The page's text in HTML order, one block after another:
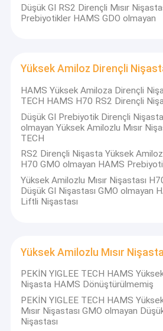
Düşük GI RS2 Dirençli Mısır
Prebiyotikler HAMS GDO olmayan
Yüksek Amiloz Dirençli
HAMS Yüksek Amiloza Dirençli
TECH HAMS H70 RS2 Dirençli
Düşük GI Prebiyotik Dirençli
olmayan Yüksek Amilozlu Mısır
TECH
RS2 Dirençli Nişasta Yüksek
H70 GMO olmayan HAMS
Yüksek Amilozlu Mısır Nişastası
Düşük GI Nişastası GMO olmayan
Liftli Nişastası
Yüksek Amilozlu Mısır
PEKİN YIGLEE TECH HAMS
Nişasta HAMS Dönüştürülmemiş
PEKİN YIGLEE TECH HAMS
Mısır Nişastası GMO olmayan
Nişastası